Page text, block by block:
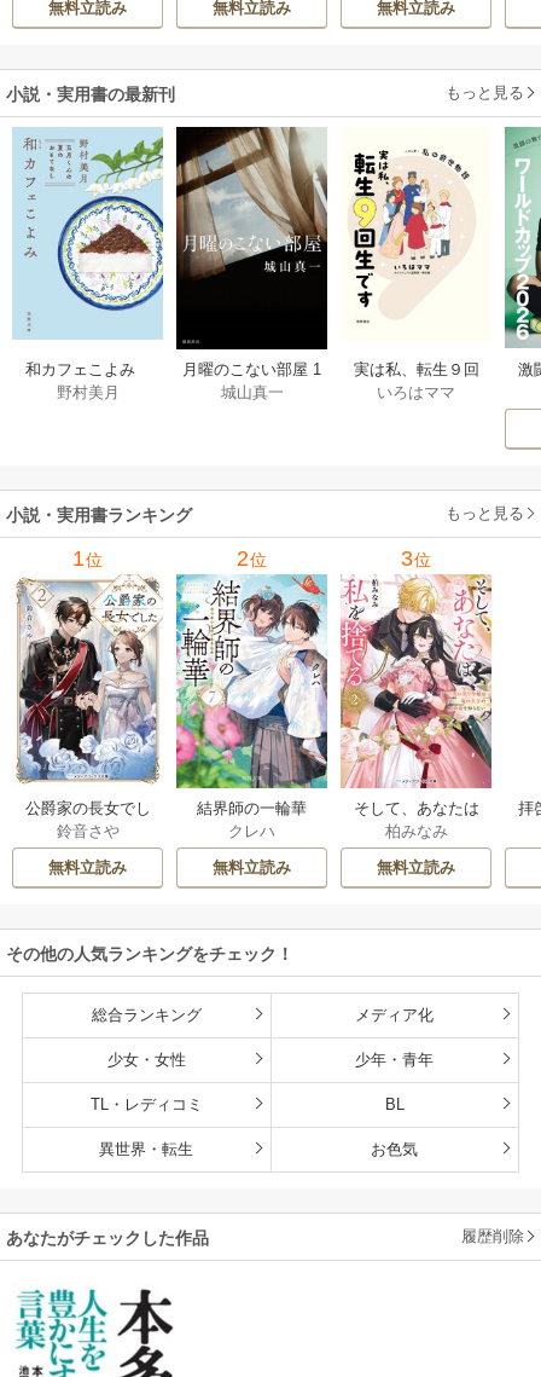
無料立読み
きたのがヤバい男
無料立読み
陛下に溺愛されて
無料立読み
小説・実用書の最新刊 もっと見る
和カフェこよみ
五月くんの夏のお
野村美月
月曜のこない部屋 1
巻
城山真一
実は私、転生９回
生です マンガ
いろはママ
激
小説・実用書ランキング もっと見る
1位
公爵家の長女でし
た
鈴音さや
無料立読み
2位
結界師の一輪華
クレハ
無料立読み
3位
そして、あなたは
私を捨てる
柏みなみ
無料立読み
拝
その他の人気ランキングをチェック！
総合ランキング メディア化
少女・女性 少年・青年
TL・レディコミ BL
異世界・転生 お色気
あなたがチェックした作品 履歴削除